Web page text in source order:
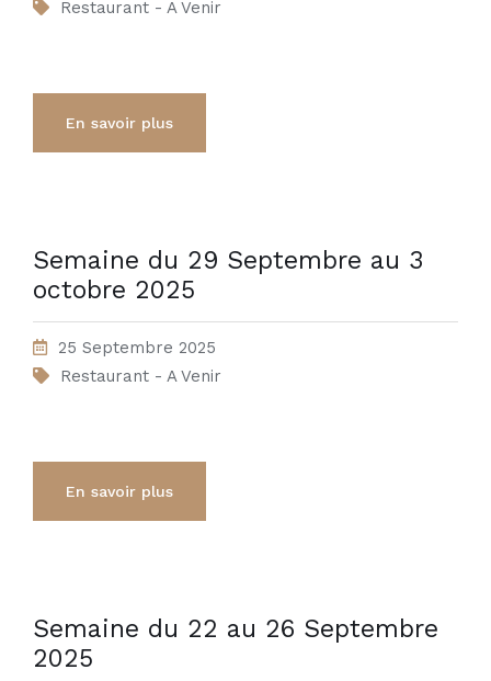
Restaurant - A Venir
En savoir plus
Semaine du 29 Septembre au 3
octobre 2025
25 Septembre 2025
Restaurant - A Venir
En savoir plus
Semaine du 22 au 26 Septembre
2025